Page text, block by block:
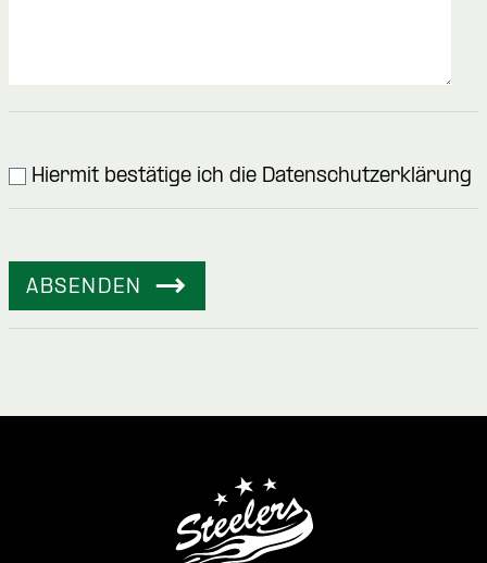
Hiermit bestätige ich die Datenschutzerklärung
ABSENDEN